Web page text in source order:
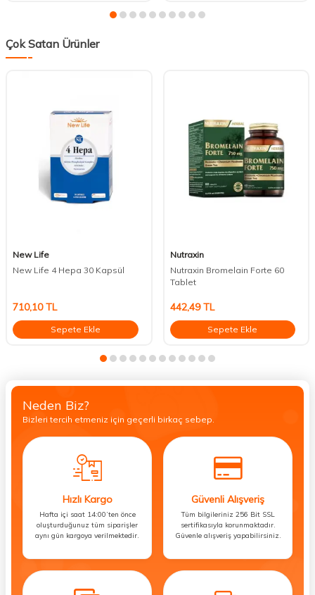
Çok Satan Ürünler
New Life
New Life 4 Hepa 30 Kapsül
710,10TL
Sepete Ekle
Nutraxin
Nutraxin Bromelain Forte 60
Tablet
442,49TL
Sepete Ekle
Neden Biz?
Bizleri tercih etmeniz için geçerli birkaç sebep.
Hızlı Kargo
Hafta içi saat 14:00’ten önce
oluşturduğunuz tüm siparişler
aynı gün kargoya verilmektedir.
Güvenli Alışveriş
Tüm bilgileriniz 256 Bit SSL
sertifikasıyla korunmaktadır.
Güvenle alışveriş yapabilirsiniz.